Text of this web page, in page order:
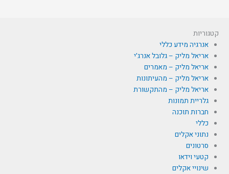
קטגוריות
אנרגיה מידע כללי
אריאל מליק – גלובל אנרג'י
אריאל מליק – מאמרים
אריאל מליק – מהעיתונות
אריאל מליק – מהתקשורת
גלריית תמונות
חברות תוכנה
כללי
נתוני אקלים
סרטונים
קטעי וידאו
שינויי אקלים